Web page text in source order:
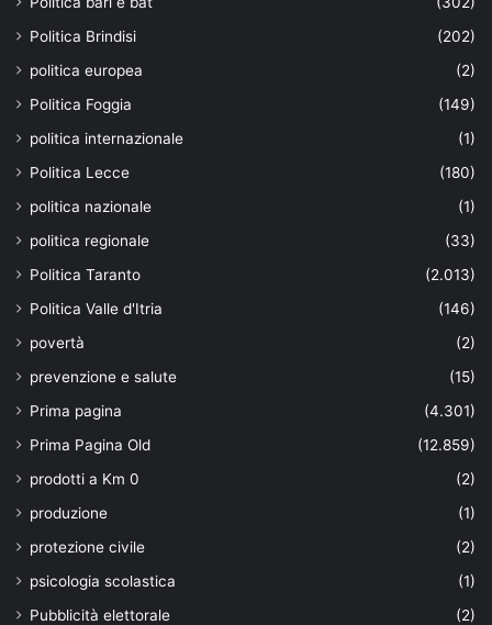
Politica Brindisi
(202)
politica europea
(2)
Politica Foggia
(149)
politica internazionale
(1)
Politica Lecce
(180)
politica nazionale
(1)
politica regionale
(33)
Politica Taranto
(2.013)
Politica Valle d'Itria
(146)
povertà
(2)
prevenzione e salute
(15)
Prima pagina
(4.301)
Prima Pagina Old
(12.859)
prodotti a Km 0
(2)
produzione
(1)
protezione civile
(2)
psicologia scolastica
(1)
Pubblicità elettorale
(2)